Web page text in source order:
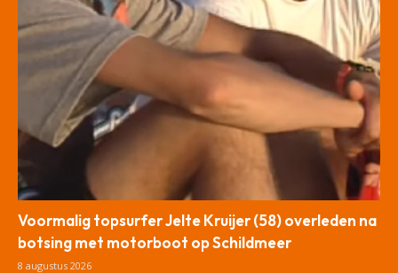
Voormalig topsurfer Jelte Kruijer (58) overleden na
botsing met motorboot op Schildmeer
8 augustus 2026